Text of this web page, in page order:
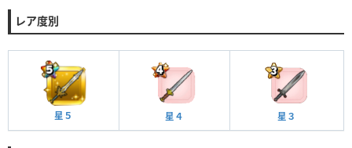
レア度別
星５ 星４ 星３